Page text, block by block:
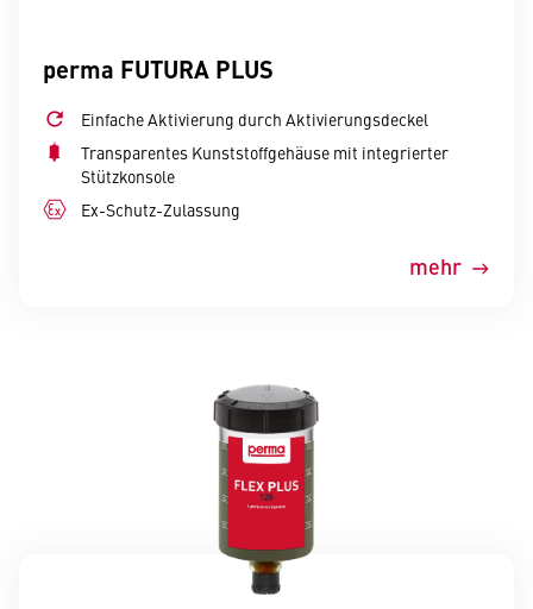
perma FUTURA PLUS
Einfache Aktivierung durch Aktivierungsdeckel
Transparentes Kunststoffgehäuse mit integrierter
Stützkonsole
Ex-Schutz-Zulassung
mehr